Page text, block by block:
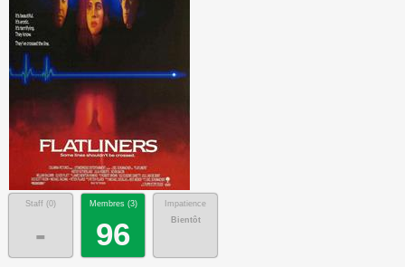
Staff (0)
-
Membres (3)
96
Impatience
Bientôt